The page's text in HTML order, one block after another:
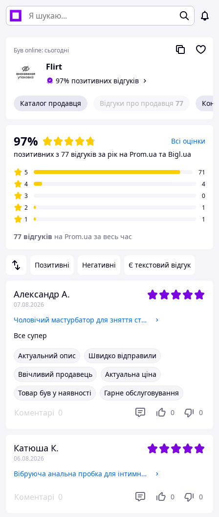
Був online:сьогодні
Flirt
97% позитивних відгуків
Каталог продавця Відгуки про продавця 77
Позитивні Негативні Є текстовий відгук
Александр А.
07.08.2026
Чоловічий мастурбатор для зняття стресу вібро мастурбатор для чоловіків з автоматичним всмоктуванням
Все супер
Актуальний опис
Швидко відправили
Ввічливий продавець
Актуальна ціна
Товар був у наявності
Гарне обслуговування
Коментарі 0 0 0
Катюша К.
06.08.2026
Вібруюча анальна пробка для інтимних ігор та анального сексу на пульті анальна пробка з ротацією
Коментарі 0 0 0
97%
Всі оцінки
позитивних з 77 відгуків за рік на Prom.ua та Bigl.ua
5
71
4
4
3
0
2
1
1
1
77 відгуків на Prom.ua за весь час